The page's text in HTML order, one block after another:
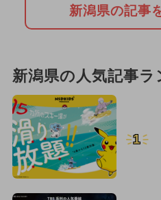
新潟県の記事
新潟県の人気記事ラ
1